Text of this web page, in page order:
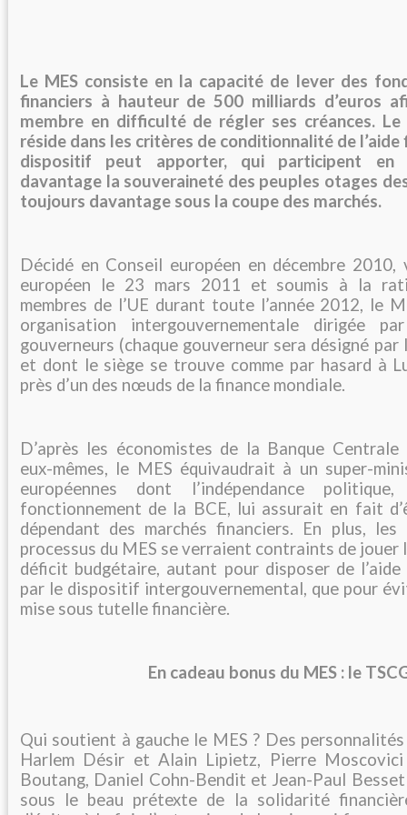
Le MES consiste en la capacité de lever des
financiers à hauteur de 500 milliards d’euros
membre en difficulté de régler ses créances. Le
réside dans les critères de conditionnalité de l’aide
dispositif peut apporter, qui participent en
davantage la souveraineté des peuples otages
toujours davantage sous la coupe des marchés.
Décidé en Conseil européen en décembre
européen le 23 mars 2011 et soumis à la
membres de l’UE durant toute l’année 2012, le
organisation intergouvernementale dirigée
gouverneurs (chaque gouverneur sera désigné par
et dont le siège se trouve comme par hasard à
près d’un des nœuds de la finance mondiale.
D’après les économistes de la Banque Centrale
eux-mêmes, le MES équivaudrait à un super-
européennes dont l’indépendance
fonctionnement de la BCE, lui assurait en fait
dépendant des marchés financiers. En plus,
processus du MES se verraient contraints de jouer
déficit budgétaire, autant pour disposer de
par le dispositif intergouvernemental, que pour
mise sous tutelle financière.
En cadeau bonus du MES : le
Qui soutient à gauche le MES ? Des
Harlem Désir et Alain Lipietz, Pierre
Boutang, Daniel Cohn-Bendit et Jean-Paul
sous le beau prétexte de la solidarité